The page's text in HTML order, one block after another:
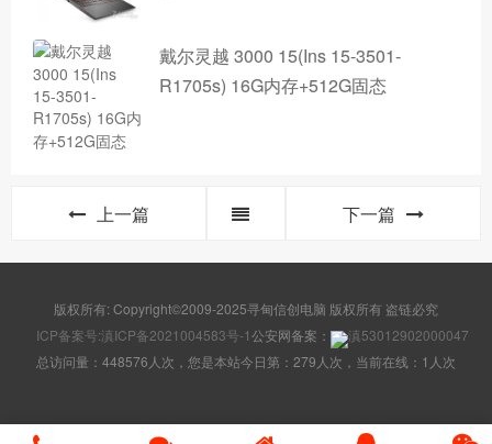
戴尔灵越 3000 15(Ins 15-3501-
R1705s) 16G内存+512G固态
上一篇 下一篇
版权所有: Copyright©2009-2025寻甸信创电脑 版权所有 盗链必究
ICP备案号:滇ICP备2021004583号-1公安网备案：
滇53012902000047
总访问量：448576人次，您是本站今日第：279人次，当前在线：1人次